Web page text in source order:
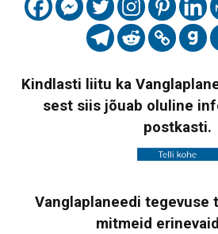
Kindlasti liitu ka
sest siis jõuab oluline
postkasti.
Vanglaplaneedi tegevuse
mitmeid